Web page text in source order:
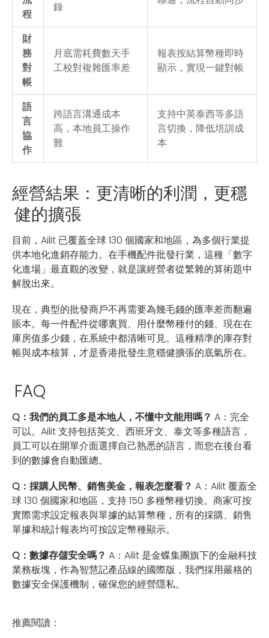
程
錄
財
務
對
帳
月底需耗費數天手
工校對複雜匯率差
報表按結算幣種即時
顯示，實現一鍵對帳
語
言
協
作
跨語言溝通成本
高，本地員工操作
難
支持中英泰西等多語
言切換，降低培訓成
本
經營結果：更清晰的利潤，更穩
健的擴張
目前，Ailit 已覆蓋全球 130 個國家和地區，為多個行業提
供本地化進銷存能力。在手機配件批發行業，這種「數字
化進場」最直觀的改變，就是讓經營者從繁雜的算術題中
解脫出來。
現在，典型的批發商戶不再需要為幾毛錢的匯率差而翻遍
賬本。每一件配件從哪裏買、用什麼幣種付的錢、現在在
庫房值多少錢，在系統中都清晰可見。這種精準的庫存對
帳與成本核算，才是香港批發生意穩健擴張的底氣所在。
FAQ
Q：我們的員工多是本地人，不懂中文能用嗎？ A：完全
可以。Ailit 支持包括英文、西班牙文、泰文等多種語言，
員工可以在開單介面選擇自己熟悉的語言，而您在後台看
到的數據會自動匯總。
Q：採購人民幣、銷售美金，報表怎麼看？ A：Ailit 覆蓋全
球 130 個國家和地區，支持 150 多種幣種切換。商家可按
實際需求設定報表與單據的結算幣種，所有的採購、銷售
單據和統計報表均可按設定幣種顯示。
Q：數據存儲安全嗎？ A：Ailit 是金蝶集團旗下的金融科技
業務板塊，作為智慧記產品線的國際版，我們採用嚴格的
數據安全保護機制，確保您的經營隱私。
推薦閱讀：